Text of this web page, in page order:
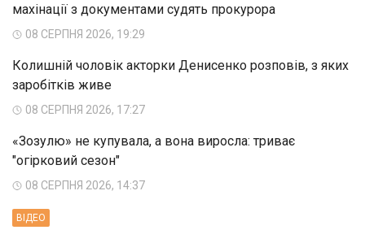
махінації з документами судять прокурора
08 СЕРПНЯ 2026, 19:29
Колишній чоловік акторки Денисенко розповів, з яких
заробітків живе
08 СЕРПНЯ 2026, 17:27
«Зозулю» не купувала, а вона виросла: триває
"огірковий сезон"
08 СЕРПНЯ 2026, 14:37
ВIДЕО